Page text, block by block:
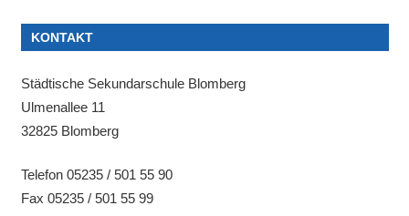
KONTAKT
Städtische Sekundarschule Blomberg
Ulmenallee 11
32825 Blomberg
Telefon 05235 / 501 55 90
Fax 05235 / 501 55 99